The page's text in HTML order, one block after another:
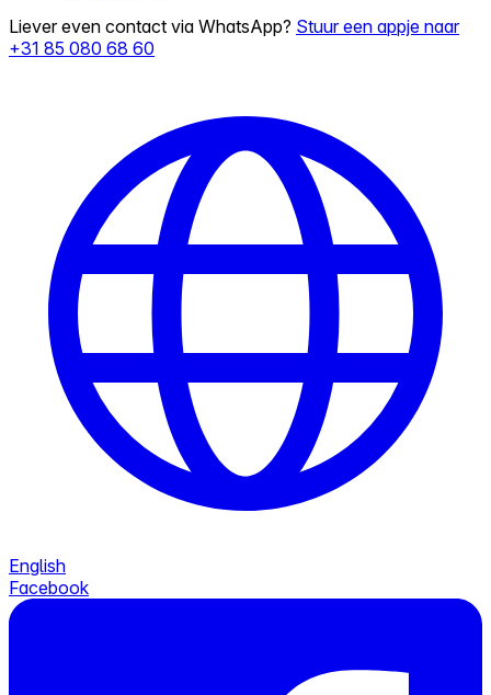
Liever even contact via WhatsApp? Stuur een appje naar
+31 85 080 68 60
English
Facebook